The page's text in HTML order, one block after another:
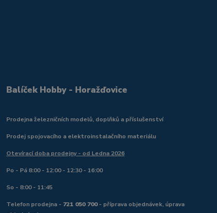
Balíček Hobby - Horažďovice
Prodejna železničních modelů, doplňků a příslušenství
Prodej spojovacího a elektroinstalačního materiálu
Otevírací doba prodejny - od Ledna 2026
Po - Pá 8:00 - 12:00 - 12:30 - 16:00
So - 8:00 - 11:45
Telefon prodejna - 721 050 700- příprava objednávek, úprava